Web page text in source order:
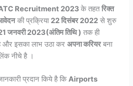
Recruitment 2023के तहतरिक्त
की प्रक्रिया 22 दिसंबर 2022 से शुरु
जनवरी 2023(अंतिम तिथि ) तक ही
इसका लाभ उठा करअपना करियरबना
नीचे है ।
प्रदान किये है किAirports